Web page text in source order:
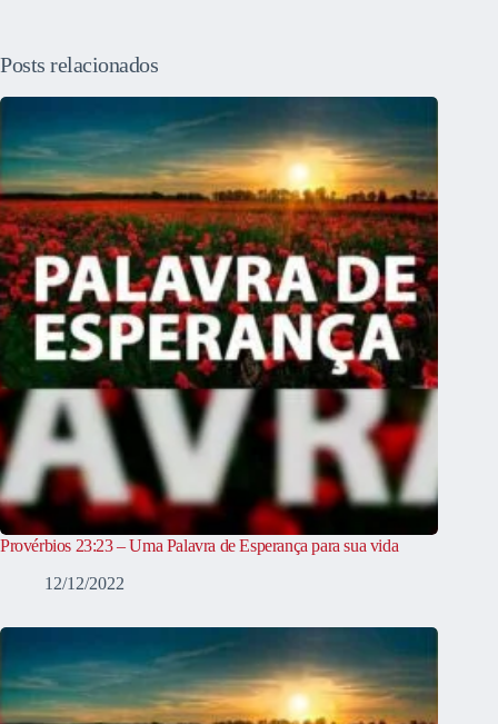
Posts relacionados
Provérbios 23:23 – Uma Palavra de Esperança para sua vida
12/12/2022